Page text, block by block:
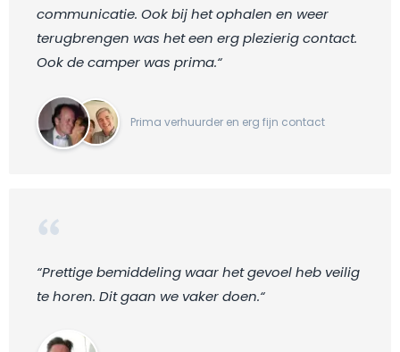
communicatie. Ook bij het ophalen en weer
terugbrengen was het een erg plezierig contact.
Ook de camper was prima.“
Prima verhuurder en erg fijn contact
“Prettige bemiddeling waar het gevoel heb veilig
te horen. Dit gaan we vaker doen.“